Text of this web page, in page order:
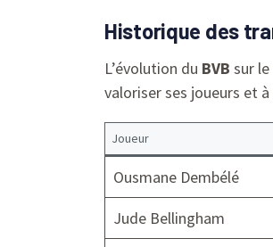
Historique des
L’évolution du BVB sur
valoriser ses joueurs et
Joueur
Ousmane Dembélé
Jude Bellingham